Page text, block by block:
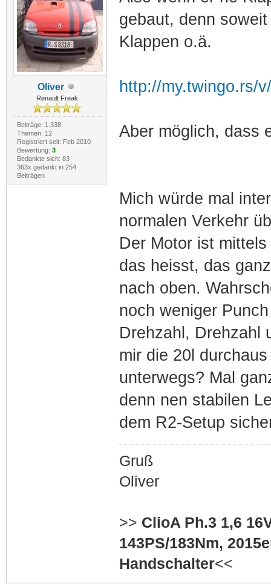
Oliver
Renault Freak
Beiträge: 1.338
Themen: 12
Registriert seit: Feb 2010
Bewertung: 3
Bedankte sich: 83
363x gedankt in 254
Beiträgen
gebaut, denn
Klappen o.ä.
http://my.twingo.rs/
Aber möglich, dass
Mich würde mal
normalen Verkehr
Der Motor ist
das heisst, das
nach oben.
noch weniger
Drehzahl, Drehzahl
mir die 20l
unterwegs? Mal
denn nen stabilen
dem R2-Setup
Gruß
Oliver
>> ClioA Ph.3 1,6
143PS/183Nm,
Handschalter<<